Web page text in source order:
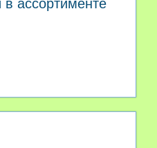
ассортименте